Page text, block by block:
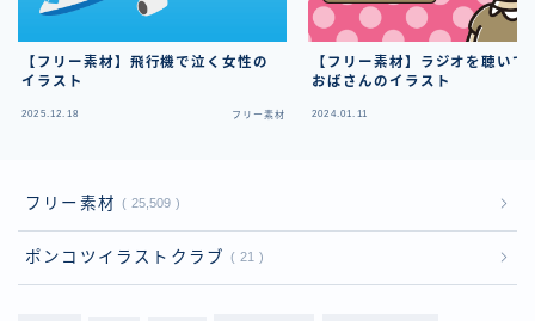
【フリー素材】飛行機で泣く女性の
イラスト
2025.12.18 フリー素材
【フリー素材】ラジオを聴いて
おばさんのイラスト
2024.01.11
フリー素材 25,509
ポンコツイラストクラブ 21